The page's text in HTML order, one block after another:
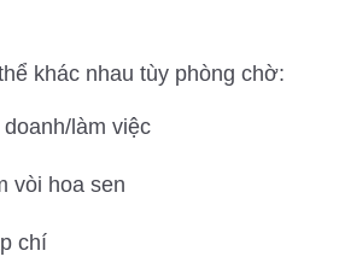
khác nhau tùy phòng chờ:
làm việc
vòi hoa sen
chí